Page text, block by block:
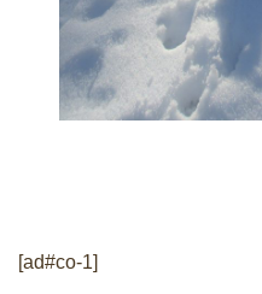
[ad#co-1]